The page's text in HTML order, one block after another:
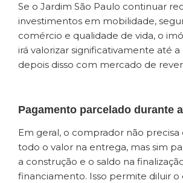
Se o Jardim São Paulo continuar
investimentos em mobilidade,
comércio e qualidade de vida, o
irá valorizar significativamente até
depois disso com mercado de
Pagamento parcelado durante
Em geral, o comprador não
todo o valor na entrega, mas sim
a construção e o saldo na
financiamento. Isso permite diluir o